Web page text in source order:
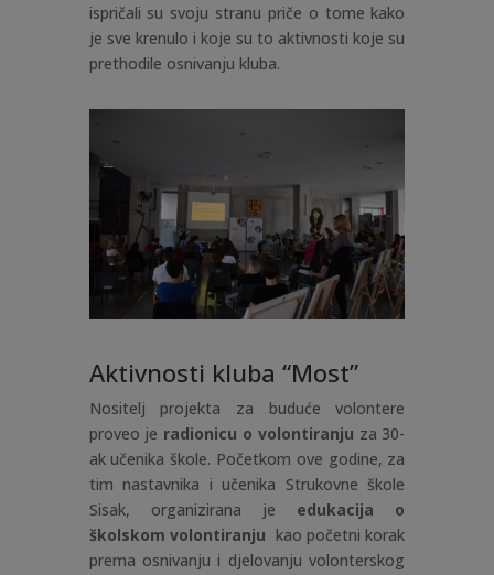
ispričali su svoju stranu priče o tome kako
je sve krenulo i koje su to aktivnosti koje su
prethodile osnivanju kluba.
Aktivnosti kluba “Most”
Nositelj projekta za buduće volontere
proveo je radionicu o volontiranju za 30-
ak učenika škole. Početkom ove godine, za
tim nastavnika i učenika Strukovne škole
Sisak, organizirana je edukacija o
školskom volontiranju kao početni korak
prema osnivanju i djelovanju volonterskog